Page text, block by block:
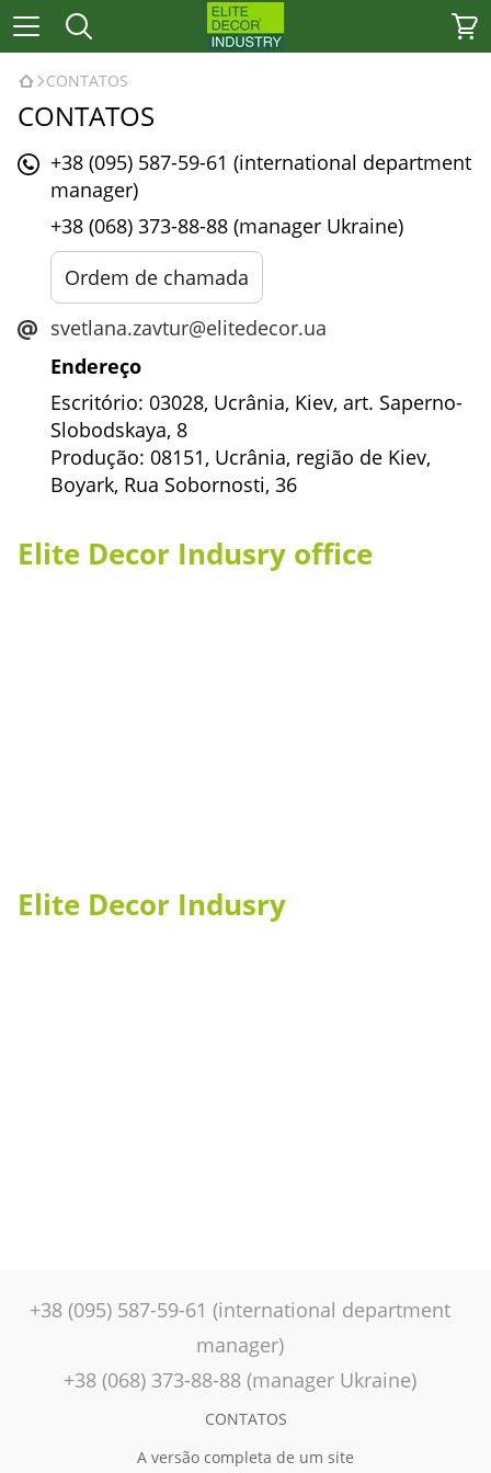
CONTATOS
CONTATOS
+38 (095) 587-59-61 (international department
manager)
+38 (068) 373-88-88 (manager Ukraine)
Ordem de chamada
svetlana.zavtur@elitedecor.ua
Endereço
Escritório: 03028, Ucrânia, Kiev, art. Saperno-
Slobodskaya, 8
Produção: 08151, Ucrânia, região de Kiev,
Boyark, Rua Sobornosti, 36
Elite Decor Indusry office
Elite Decor Indusry
+38 (095) 587-59-61 (international department
manager)
+38 (068) 373-88-88 (manager Ukraine)
CONTATOS
A versão completa de um site